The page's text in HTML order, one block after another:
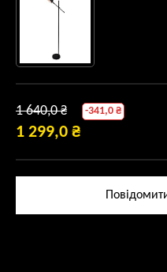
1 640,0₴ОРИГІНАЛЬНА
ЦІНА:
640,0 ₴.
1 299,0 ₴
ЦІНА:
299,0 ₴.
-341,0 ₴